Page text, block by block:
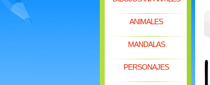
ANIMALES
MANDALAS
PERSONAJES